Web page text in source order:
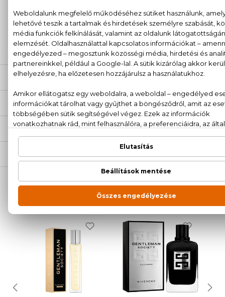
Kérdésed van, elakadtál? Hívd ügyfélszolgálatunkat: +36
20 779 1924
LEÍRÁS
ÉRTÉKELÉSEK (0)
SZÁLLÍTÁS
NEKED AJÁNLJUK